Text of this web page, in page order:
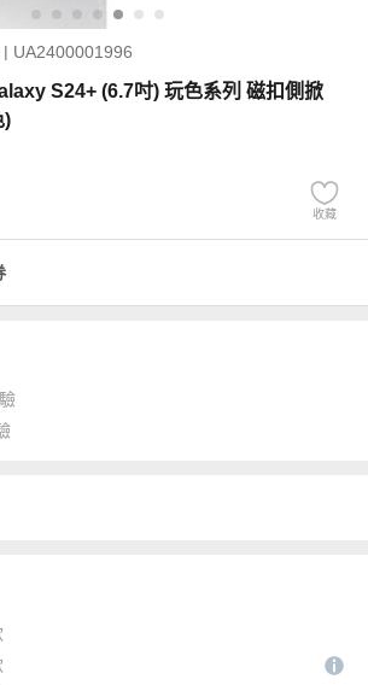
UA2400001996
S24+ (6.7吋) 玩色系列 磁扣側掀
)
收藏